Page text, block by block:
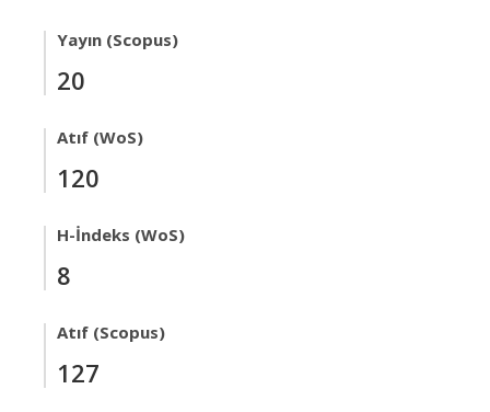
Yayın (Scopus)
20
Atıf (WoS)
120
H-İndeks (WoS)
8
Atıf (Scopus)
127